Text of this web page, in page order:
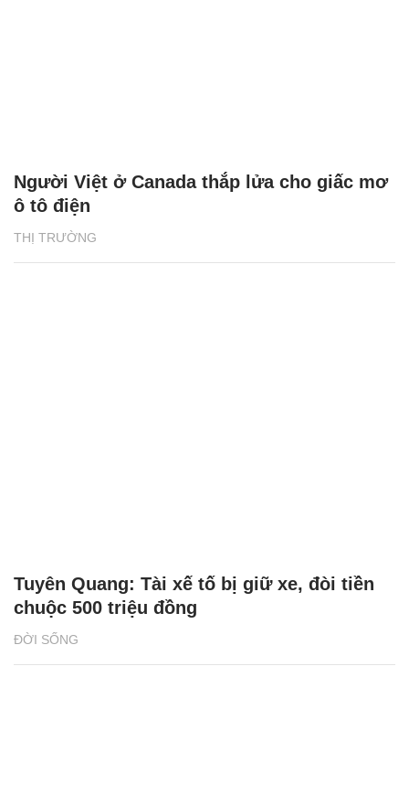
THỊ TRƯỜNG
Người Việt ở Canada thắp lửa cho giấc mơ
ô tô điện
ĐỜI SỐNG
Tuyên Quang: Tài xế tố bị giữ xe, đòi tiền
chuộc 500 triệu đồng